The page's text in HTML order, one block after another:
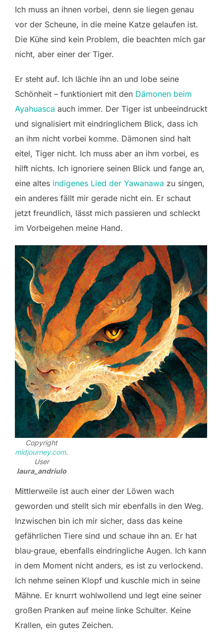
Ich muss an ihnen vorbei, denn sie liegen genau
vor der Scheune, in die meine Katze gelaufen ist.
Die Kühe sind kein Problem, die beachten mich gar
nicht, aber einer der Tiger.
Er steht auf. Ich lächle ihn an und lobe seine
Schönheit – funktioniert mit den Dämonen beim
Ayahuasca auch immer. Der Tiger ist unbeeindruckt
und signalisiert mit eindringlichem Blick, dass ich
an ihm nicht vorbei komme. Dämonen sind halt
eitel, Tiger nicht. Ich muss aber an ihm vorbei, es
hilft nichts. Ich ignoriere seinen Blick und fange an,
eine altes indigenes Lied der Yawanawa zu singen,
ein anderes fällt mir gerade nicht ein. Er schaut
jetzt freundlich, lässt mich passieren und schleckt
im Vorbeigehen meine Hand.
Copyright
midjourney.com.
User
laura_andriulo
Mittlerweile ist auch einer der Löwen wach
geworden und stellt sich mir ebenfalls in den Weg.
Inzwischen bin ich mir sicher, dass das keine
gefährlichen Tiere sind und schaue ihn an. Er hat
blau-graue, ebenfalls eindringliche Augen. Ich kann
in dem Moment nicht anders, es ist zu verlockend.
Ich nehme seinen Klopf und kuschle mich in seine
Mähne. Er knurrt wohlwollend und legt eine seiner
großen Pranken auf meine linke Schulter. Keine
Krallen, ein gutes Zeichen.